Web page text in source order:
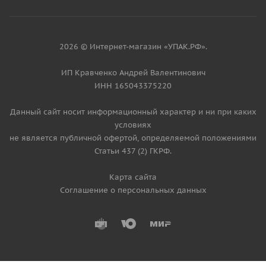
2026 © Интернет-магазин «УПАК.РФ».
ИП Кравченко Андрей Валентинович
ИНН 165043375220
Данный сайт носит информационный характер и ни при каких
условиях
не является публичной офертой, определяемой положениями
Статьи 437 (2) ГКРФ.
Карта сайта
Соглашение о персональных данных